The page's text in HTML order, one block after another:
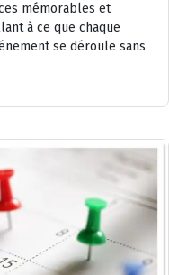
mémorables et
à ce que chaque
se déroule sans